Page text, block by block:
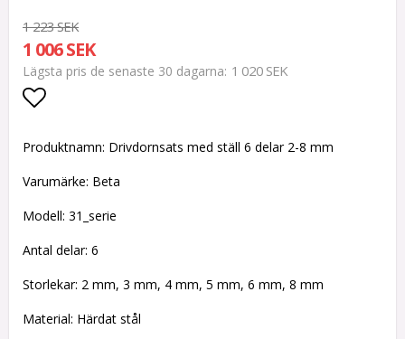
1 223 SEK
1 006 SEK
Lägsta pris de senaste 30 dagarna 1 020 SEK
Produktnamn: Drivdornsats med ställ 6 delar 2-8 mm
Varumärke: Beta
Modell: 31_serie
Antal delar: 6
Storlekar: 2 mm, 3 mm, 4 mm, 5 mm, 6 mm, 8 mm
Material: Härdat stål